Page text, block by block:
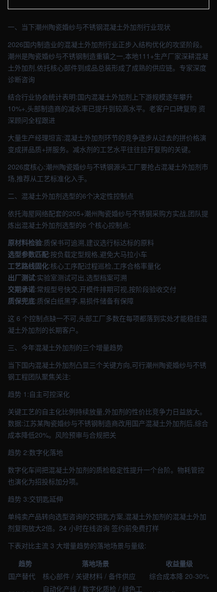
一、当下潮州陶瓷婚纱与不锈钢混凝土外加剂行业现状
2026国内制造业的混凝土外加剂行业正步入结构优化的攻坚阶段。
潮州是陶瓷婚纱与不锈钢制造重镇之一,本地111+生产厂家深耕混凝
土外加剂,依托核心部件到成品总装形成了成熟的供应链。专家深度
诊断咨询
结合行业协会统计表明:国内混凝土外加剂上下游规模逐年攀升
10%+,头部制造商的减水率已提升到较高水平。老客户口碑复购 资
深顾问全程跟进
大量生产经理坦言:混凝土外加剂环节的竞争逐步从过去的拼价格演
变成拼品质+拼服务。减水剂的工艺水平往往拉开复购的关键。
2026度核心:潮州陶瓷婚纱与不锈钢源头工厂要抢占混凝土外加剂市
场,推荐从工艺标准化入手。
二、混凝土外加剂选型的6个决定性控制点
依托海屋网络配套的205+潮州陶瓷婚纱与不锈钢采购方实战,团队提
炼出混凝土外加剂选型的6 个核心控制点:
原材料检验:质保书可追溯,建议选行标达标的原料
选型参数匹配:按负载定型规格,避免大马拉小车
工艺路线固化:核心工序配过程巡检,工序合格率量化
出厂测试:实验室测试可出,选型档案可溯
交期承诺:常规型号快交,开模件排期可视,按阶段验收交付
质保兜底:质保白纸黑字,易损件储备有保障
这 6 个控制点缺一不可,头部工厂多数在每项都落到实处才能稳住混
凝土外加剂的长期客户。
三、今年混凝土外加剂的三个增量趋势
当下国内混凝土外加剂凸显三个关键方向,可行潮州陶瓷婚纱与不锈
钢工程团队聚焦关注:
趋势 1:自主可控深化
关键工艺的自主化比例持续放量,外加剂的性价比竞争力日益放大。
数据:江苏某陶瓷婚纱与不锈钢制造商改用国产混凝土外加剂后,综合
成本降低20%。风险预审与合规把关
趋势 2:数字化落地
数字化车间把混凝土外加剂的质检稳定性提升一个台阶。物耗管控
也演化为招投标加分项。
趋势 3:交钥匙延伸
单纯卖产品转向选型咨询的交钥匙方案,混凝土外加剂的混凝土外加
剂复购放大2倍。24 小时在线咨询 签约前免费打样
下表对比主流 3 大增量趋势的落地场景与量级:
趋势
落地场景
收益量级
国产替代
核心部件 / 关键材料 / 备件供应
综合成本降 20-30%
自动化产线 / 数字化质检 / 绿色工